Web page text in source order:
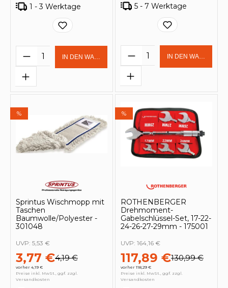
1 - 3 Werktage
Produkt Anzahl: Gib den
IN DEN WARENKORB
5 - 7 Werktage
Produkt Anzahl:
IN DEN
%
Sprintus Wischmopp mit
Taschen
Baumwolle/Polyester -
301048
3,77 €4,19 €
vorher 4,19 €
UVP: 5,53 €
Preise inkl. MwSt., ggf. zzgl.
Versandkosten
%
ROTHENBERGER
Drehmoment-
Gabelschlüssel-Set, 17-22-
24-26-27-29mm - 175001
117,89 €130,99 €
vorher 118,29 €
UVP: 164,16 €
Preise inkl. MwSt., ggf. zzgl.
Versandkosten